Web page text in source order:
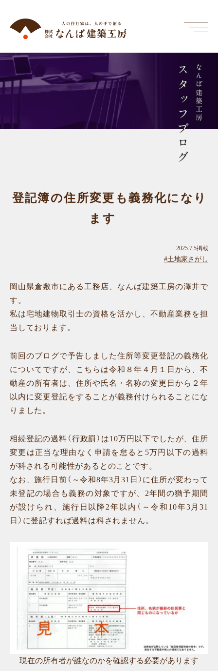
なんば建築工房
スタッフブログ
登記簿の住所変更も義務化になり
ます
2025.7.5掲載
#土地家さがし
岡山県倉敷市にある工務店、なんば建築工房の澤井で
す。
私は宅地建物取引士の資格を活かし、不動産業務を担
当しております。
前回のブログで予告しました住所等変更登記の義務化
についてですが、こちらは令和８年４月１日から、不
動産の所有者は、住所や氏名・名称の変更日から２年
以内に変更登記をすることが義務付けられることにな
りました。
相続登記の過料（行政罰）は10万円以下でしたが、住所
変更は正当な理由なく申請を怠ると5万円以下の過料
が科される可能性があるとのことです。
なお、施行日前（～令和8年3月31日）に住所が変わって
未登記の場合も義務の対象ですが、2年間の猶予期間
が設けられ、施行日以降2年以内（～令和10年3月31
日）に登記すれば過料は科されません。
現在の所有者が誰なのかを確認する必要があります